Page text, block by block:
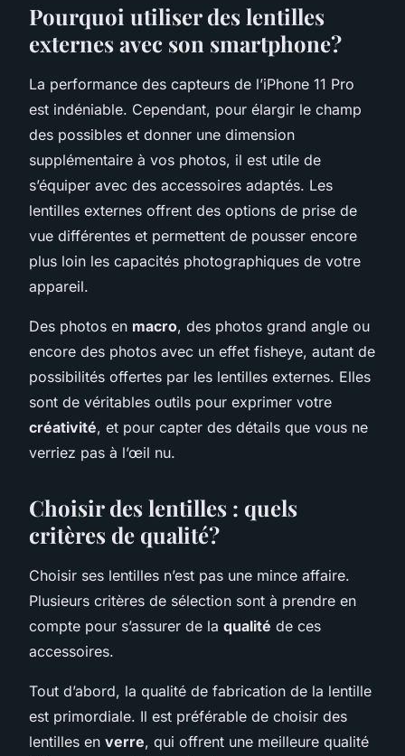
Pourquoi utiliser des lentilles
externes avec son smartphone?
La performance des capteurs de l’iPhone 11 Pro
est indéniable. Cependant, pour élargir le champ
des possibles et donner une dimension
supplémentaire à vos photos, il est utile de
s’équiper avec des accessoires adaptés. Les
lentilles externes offrent des options de prise de
vue différentes et permettent de pousser encore
plus loin les capacités photographiques de votre
appareil.
Des photos en macro, des photos grand angle ou
encore des photos avec un effet fisheye, autant de
possibilités offertes par les lentilles externes. Elles
sont de véritables outils pour exprimer votre
créativité, et pour capter des détails que vous ne
verriez pas à l’œil nu.
Choisir des lentilles : quels
critères de qualité?
Choisir ses lentilles n’est pas une mince affaire.
Plusieurs critères de sélection sont à prendre en
compte pour s’assurer de la qualité de ces
accessoires.
Tout d’abord, la qualité de fabrication de la lentille
est primordiale. Il est préférable de choisir des
lentilles en verre, qui offrent une meilleure qualité